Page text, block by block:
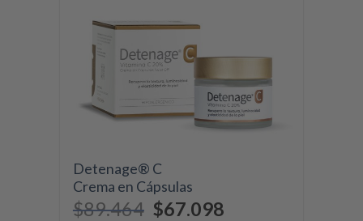
Detenage® C
Crema en Cápsulas
$89.464 $67.098